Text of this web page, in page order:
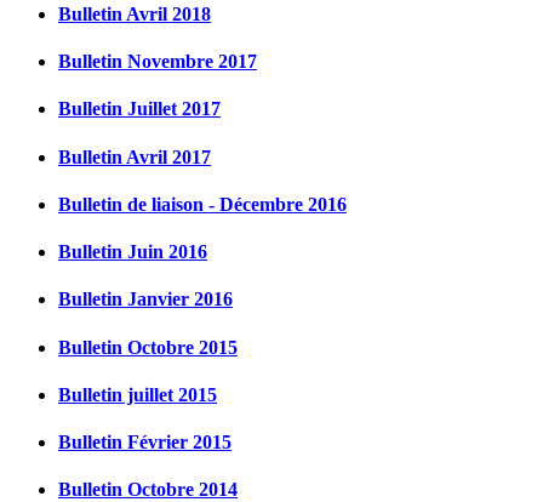
Bulletin Avril 2018
Bulletin Novembre 2017
Bulletin Juillet 2017
Bulletin Avril 2017
Bulletin de liaison - Décembre 2016
Bulletin Juin 2016
Bulletin Janvier 2016
Bulletin Octobre 2015
Bulletin juillet 2015
Bulletin Février 2015
Bulletin Octobre 2014